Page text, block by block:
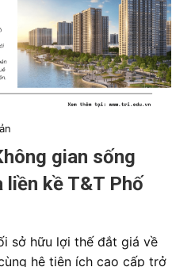
gian sống
liền kề T&T Phố
sở hữu lợi thế đắt giá về
hệ tiện ích cao cấp trở